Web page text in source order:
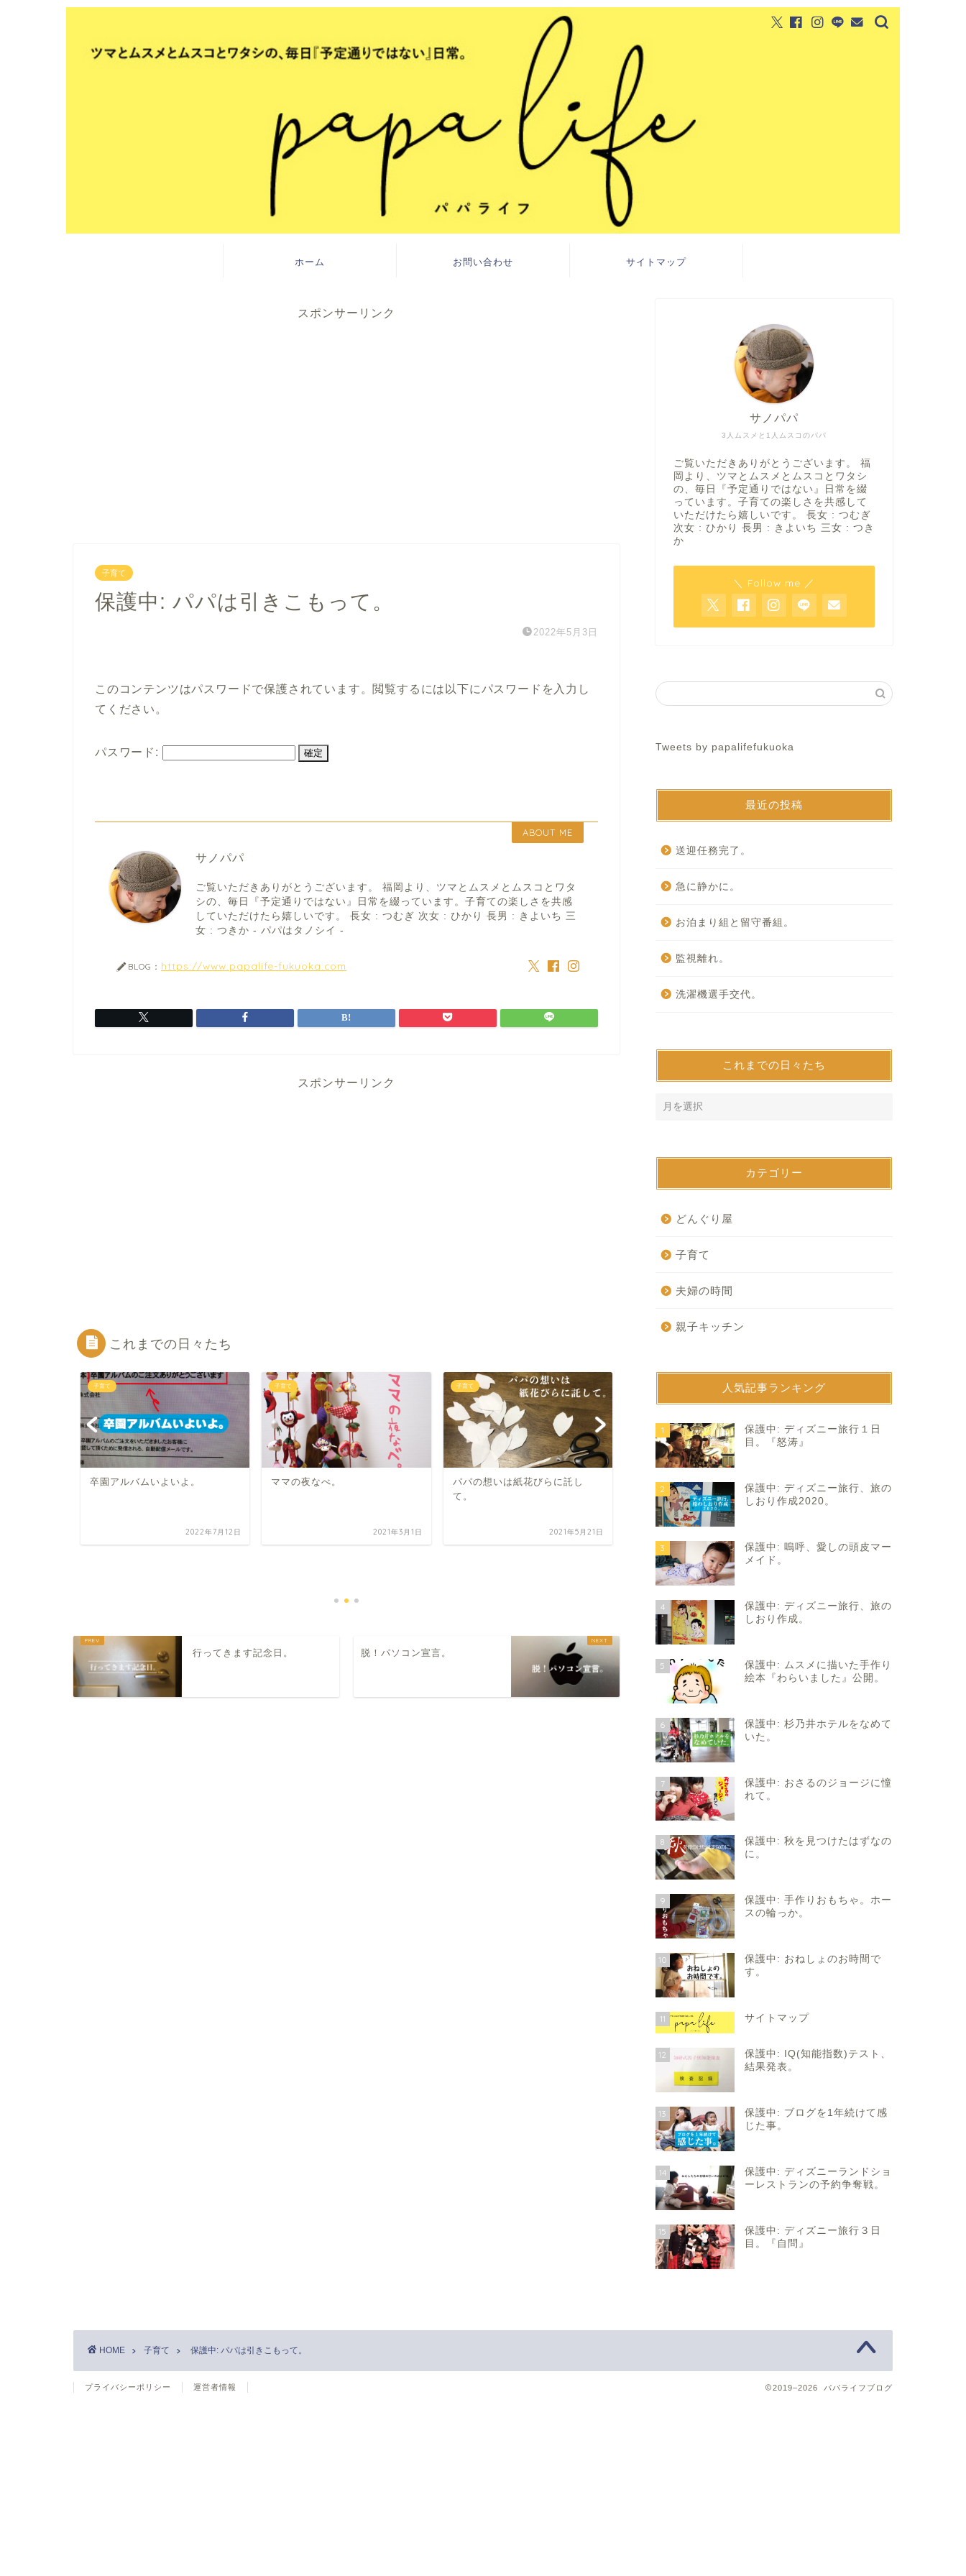
ホーム お問い合わせ サイトマップ
スポンサーリンク
子育て
保護中: パパは引きこもって。
2022年5月3日
このコンテンツはパスワードで保護されています。閲覧するには以下にパスワードを入力し
てください。
パスワード:
ABOUT ME
サノパパ
ご覧いただきありがとうございます。 福岡より、ツマとムスメとムスコとワタ
シの、毎日『予定通りではない』日常を綴っています。子育ての楽しさを共感
していただけたら嬉しいです。 長女 : つむぎ 次女 : ひかり 長男 : きよいち 三
女 : つきか - パパはタノシイ -
BLOG： https://www.papalife-fukuoka.com
スポンサーリンク
これまでの日々たち
子育て
卒園アルバムいよいよ。
2022年7月12日
子育て
ママの夜なべ。
2021年3月1日
子育て
パパの想いは紙花びらに託し
て。
2021年5月21日
卒園アルバムいよいよ。
2022年7月12日
子育て
ママの夜なべ。
行ってきます記念日。 脱！パソコン宣言。
3人ムスメと1人ムスコのパパ
サノパパ
ご覧いただきありがとうございます。 福
岡より、ツマとムスメとムスコとワタシ
の、毎日『予定通りではない』日常を綴
っています。子育ての楽しさを共感して
いただけたら嬉しいです。 長女 : つむぎ
次女 : ひかり 長男 : きよいち 三女 : つき
か
＼ Follow me ／
Tweets by papalifefukuoka
最近の投稿
送迎任務完了。
急に静かに。
お泊まり組と留守番組。
監視離れ。
洗濯機選手交代。
これまでの日々たち
カテゴリー
どんぐり屋
子育て
夫婦の時間
親子キッチン
人気記事ランキング
1
保護中: ディズニー旅行１日
目。『怒涛』
2
保護中: ディズニー旅行、旅の
しおり作成2020。
3
保護中: 嗚呼、愛しの頭皮マー
メイド。
4
保護中: ディズニー旅行、旅の
しおり作成。
5
保護中: ムスメに描いた手作り
絵本『わらいました』公開。
6
保護中: 杉乃井ホテルをなめて
いた。
7
保護中: おさるのジョージに憧
れて。
8
保護中: 秋を見つけたはずなの
に。
9
保護中: 手作りおもちゃ。ホー
スの輪っか。
10
保護中: おねしょのお時間で
す。
11 サイトマップ
12
保護中: IQ(知能指数)テスト、
結果発表。
13
保護中: ブログを1年続けて感
じた事。
14
保護中: ディズニーランドショ
ーレストランの予約争奪戦。
15
保護中: ディズニー旅行３日
目。『自問』
HOME 子育て 保護中: パパは引きこもって。
プライバシーポリシー 運営者情報 2019–2026 パパライフブログ